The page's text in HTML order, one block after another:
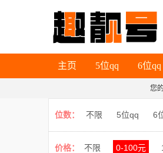
主页
主页
5位qq
5位qq
6位qq
6位qq
您
位数： 不限 5位qq 6
价格： 不限 0-100元